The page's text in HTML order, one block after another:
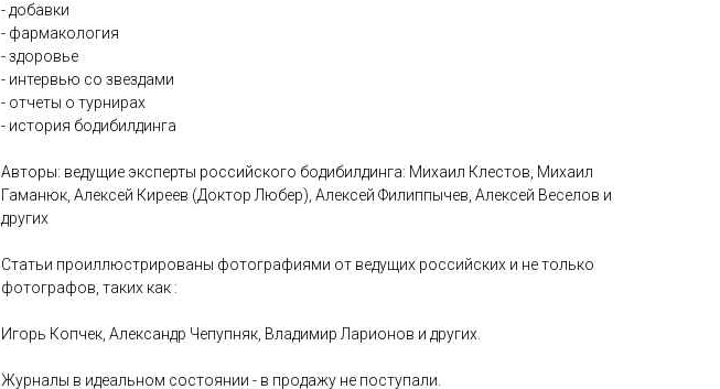
- добавки
- фармакология
- здоровье
- интервью со звездами
- отчеты о турнирах
- история бодибилдинга
Авторы: ведущие эксперты российского бодибилдинга: Михаил Клестов, Михаил
Гаманюк, Алексей Киреев (Доктор Любер), Алексей Филиппычев, Алексей Веселов и
других
Статьи проиллюстрированы фотографиями от ведущих российских и не только
фотографов, таких как :
Игорь Копчек, Александр Чепупняк, Владимир Ларионов и других.
Журналы в идеальном состоянии - в продажу не поступали.